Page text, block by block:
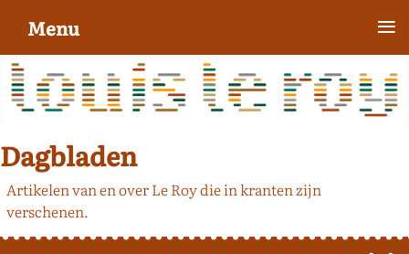
Dagbladen
Artikelen van en over Le Roy die in kranten zijn
verschenen.
Menu ≡